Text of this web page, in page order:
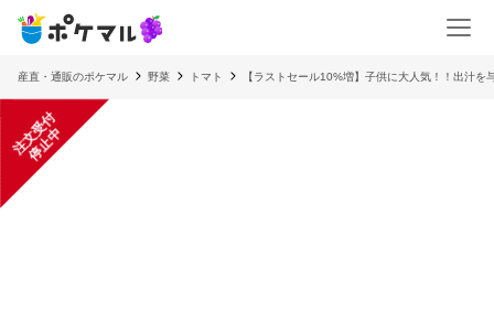
産直・通販のポケマル 野菜 トマト 【ラストセール10%増】子供に大人気！！出汁
注
文
受
付
停
止
中